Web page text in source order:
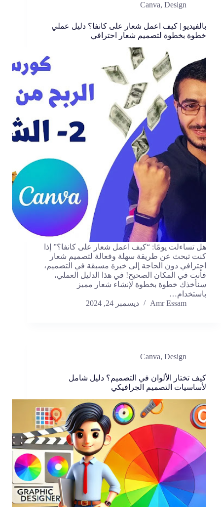
Canva, Design
بالفيديو | كيف اعمل شعار على كانفا؟ دليل عملي
خطوة بخطوة لتصميم شعار احترافي
هل تساءلت يومًا: “كيف اعمل شعار على كانفا؟” إذا
كنت تبحث عن طريقة سهلة وفعالة لتصميم شعار
احترافي دون الحاجة إلى خبرة مسبقة في التصميم،
فأنت في المكان الصحيح! في هذا الدليل العملي،
سنأخذك خطوة بخطوة لإنشاء شعار مميز
باستخدام…
Amr Essam
ديسمبر 24, 2024
Canva, Design
كيف تختار الألوان في التصميم؟ دليل شامل
لأساسيات التصميم الجرافيكي